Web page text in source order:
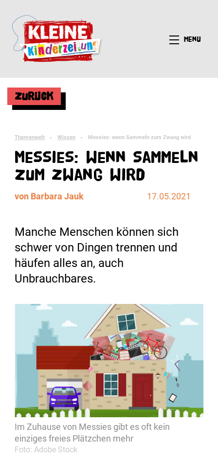
Menü
Zurück
Themenwelt ► Wissen ► Messies: wenn Sammeln zum Zwang wird
Messies: wenn Sammeln
zum Zwang wird
von Barbara Jauk 17.05.2021
Manche Menschen können sich
schwer von Dingen trennen und
häufen alles an, auch
Unbrauchbares.
Im Zuhause von Messies gibt es oft kein
einziges freies Plätzchen mehr
Foto: Adobe Stock